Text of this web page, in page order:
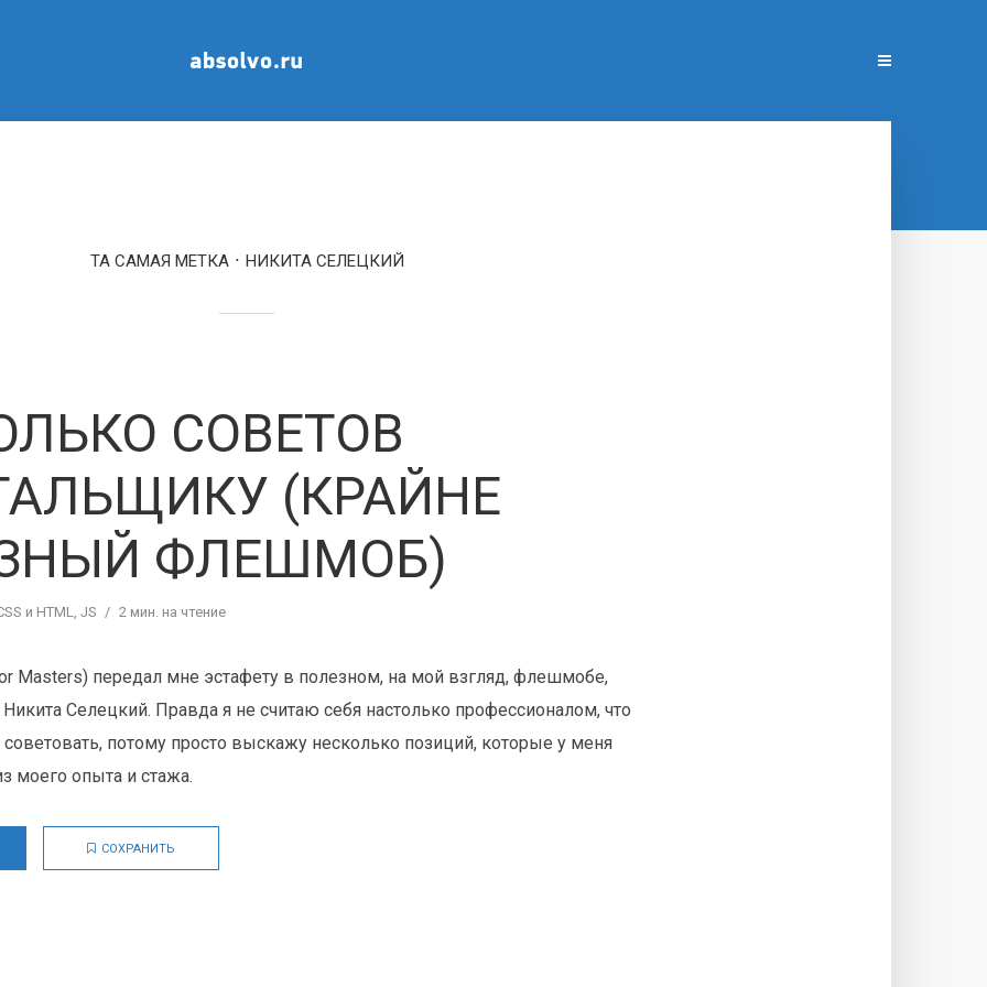
ТА САМАЯ МЕТКА НИКИТА СЕЛЕЦКИЙ
СОВЕТОВ
(КРАЙНЕ
ФЛЕШМОБ)
и HTML, JS 2 мин. на чтение
Masters) передал мне эстафету в полезном, на мой взгляд, флешмобе,
Селецкий. Правда я не считаю себя настолько профессионалом, что
потому просто выскажу несколько позиций, которые у меня
моего опыта и стажа.
СОХРАНИТЬ